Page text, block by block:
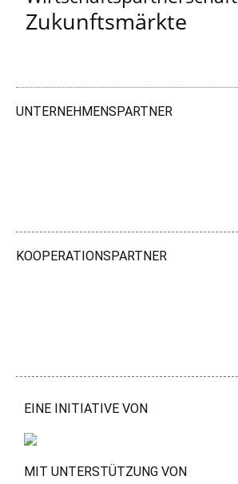
Zukunftsmärkte
UNTERNEHMENSPARTNER
KOOPERATIONSPARTNER
EINE INITIATIVE VON
MIT UNTERSTÜTZUNG VON